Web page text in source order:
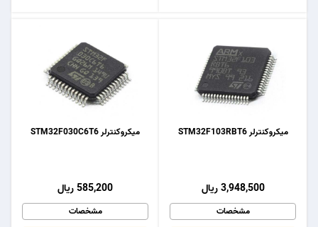
میکروکنترلر STM32F030C6T6
585,200 ریال
مشخصات
میکروکنترلر STM32F103RBT6
3,948,500 ریال
مشخصات